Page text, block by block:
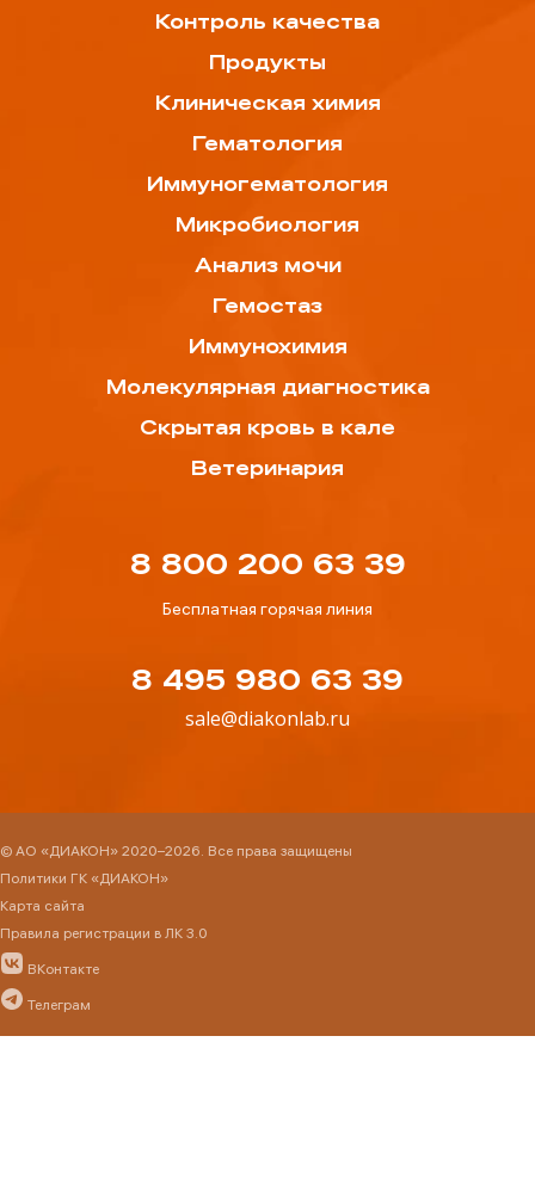
Контроль качества
Продукты
Клиническая химия
Гематология
Иммуногематология
Микробиология
Анализ мочи
Гемостаз
Иммунохимия
Молекулярная диагностика
Скрытая кровь в кале
Ветеринария
8 800 200 63 39
Бесплатная горячая линия
8 495 980 63 39
sale@diakonlab.ru
© АО «ДИАКОН» 2020–2026. Все права защищены
Политики ГК «ДИАКОН»
Карта сайта
Правила регистрации в ЛК 3.0
ВКонтакте
Телеграм